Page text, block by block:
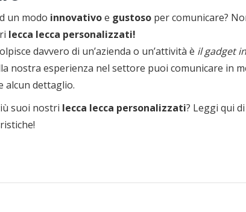
un modo innovativoe gustosoper comunicare?
lecca lecca personalizzati!
davvero di un’azienda o un’attività è il gadget
nostra esperienza nel settore puoi comunicare in
alcun dettaglio.
suoi nostri lecca lecca personalizzati? Leggi qui